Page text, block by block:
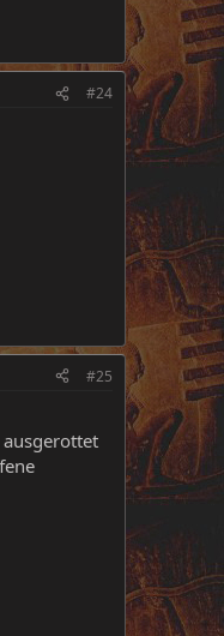
#24
#25